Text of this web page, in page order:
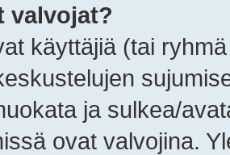
valvojat?
käyttäjiä (tai
ja sulkea/
ovat valvojina.